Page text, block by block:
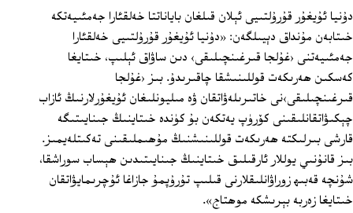
دۇنيا ئۇيغۇر قۇرۇلتىيى ئېلان قىلغان باياناتتا خەلقئارا جەمئىيەتكە
خىتابەن مۇنداق دېيىلگەن: «دۇنيا ئۇيغۇر قۇرۇلتىيى خەلقئارا
جەمئىيەتنى ‹غۇلجا قىرغىنچىلىقى› دىن ساۋاق ئېلىپ، خىتايغا
كەسكىن ھەرىكەت قوللىنىشقا چاقىرىدۇ. بىز ‹غۇلجا
قىرغىنچىلىقى›نى خاتىرىلەۋاتقان ۋە مىليونلىغان ئۇيغۇرلارنىڭ ئازاب
چېكىۋاتقانلىقىنى كۆرۈپ يەتكەن بۇ كۈندە خىتاينىڭ جىنايىتىگە
قارشى بىرلىكتە ھەرىكەت قوللىنىشنىڭ مۇھىملىقىنى تەكىتلەيمىز.
بىز قانۇنىي يوللار ئارقىلىق خىتاينىڭ جىنايىتىدىن ھېساب سوراشقا،
شۇنچە قەبىھ زوراۋانلىقلارنى قىلىپ تۇرۇپمۇ جازاغا ئۇچرىمايۋاتقان
خىتايغا زەربە بېرىشكە موھتاج».